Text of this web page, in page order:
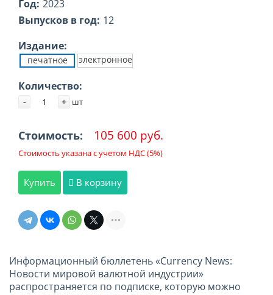
Год: 2023
Выпусков в год: 12
Издание:
печатное электронное
Количество:
- + шт
Стоимость: 105 600 руб.
Стоимость указана с учетом НДС (5%)
Купить В корзину
Информационный бюллетень «Currency News:
Новости мировой валютной индустрии»
распространяется по подписке, которую можно